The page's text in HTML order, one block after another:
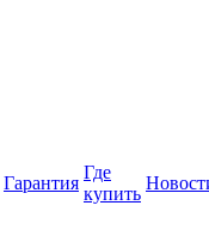
Гарантия
Где
купить